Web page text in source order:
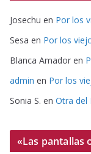
Josechu en Por los
Sesa en Por los
Blanca Amador en
admin en Por los
Sonia S. en Otra del
«Las pantallas